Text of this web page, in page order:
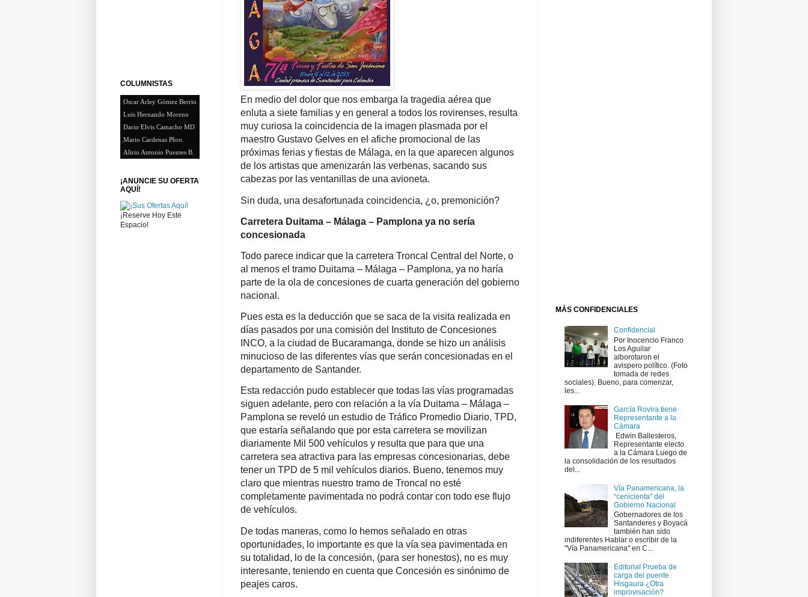
En medio del dolor que nos embarga la tragedia aérea que
enluta a siete familias y en general a todos los rovirenses, resulta
muy curiosa la coincidencia de la imagen plasmada por el
maestro Gustavo Gelves en el afiche promocional de las
próximas ferias y fiestas de Málaga, en la que aparecen algunos
de los artistas que amenizarán las verbenas, sacando sus
cabezas por las ventanillas de una avioneta.
Sin duda, una desafortunada coincidencia, ¿o, premonición?
Carretera Duitama – Málaga – Pamplona ya no sería
concesionada
Todo parece indicar que la carretera Troncal Central del Norte, o
al menos el tramo Duitama – Málaga – Pamplona, ya no haría
parte de la ola de concesiones de cuarta generación del gobierno
nacional.
Pues esta es la deducción que se saca de la visita realizada en
días pasados por una comisión del Instituto de Concesiones
INCO, a la ciudad de Bucaramanga, donde se hizo un análisis
minucioso de las diferentes vías que serán concesionadas en el
departamento de Santander.
Esta redacción pudo establecer que todas las vías programadas
siguen adelante, pero con relación a la vía Duitama – Málaga –
Pamplona se reveló un estudio de Tráfico Promedio Diario, TPD,
que estaría señalando que por esta carretera se movilizan
diariamente Mil 500 vehículos y resulta que para que una
carretera sea atractiva para las empresas concesionarias, debe
tener un TPD de 5 mil vehículos diarios. Bueno, tenemos muy
claro que mientras nuestro tramo de Troncal no esté
completamente pavimentada no podrá contar con todo ese flujo
de vehículos.
De todas maneras, como lo hemos señalado en otras
oportunidades, lo importante es que la vía sea pavimentada en
su totalidad, lo de la concesión, (para ser honestos), no es muy
interesante, teniendo en cuenta que Concesión es sinónimo de
peajes caros.
COLUMNISTAS
Oscar Arley Gómez Berrio
Luis Hernando Moreno
Dario Elvis Camacho MD
Mario Cardenas Pbro.
Alirio Antonio Puentes B.
¡ANUNCIE SU OFERTA
AQUÍ!
¡Reserve Hoy Este
Espacio!
MÁS CONFIDENCIALES
Confidencial
Por Inocencio Franco ​
Los Aguilar
alborotaron el
avispero político. (Foto
tomada de redes
sociales). Bueno, para comenzar,
les...
García Rovira tiene
Representante a la
Cámara
​ Edwin Ballesteros,
Representante electo
a la Cámara Luego de
la consolidación de los resultados
del...
Vía Panamericana, la
“cenicienta” del
Gobierno Nacional
Gobernadores de los
Santanderes y Boyacá
también han sido
indiferentes Hablar o escribir de la
"Vía Panamericana" en C...
Editorial Prueba de
carga del puente
Hisgaura ¿Otra
improvisación?